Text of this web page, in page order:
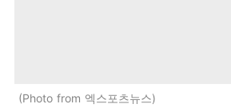
Photo from 엑스포츠뉴스